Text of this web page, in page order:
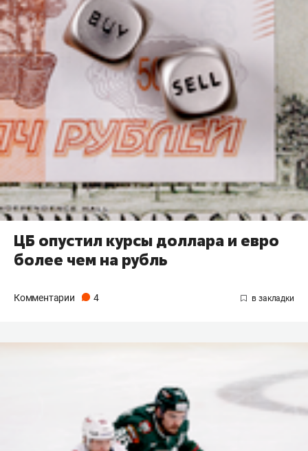
ЦБ опустил курсы доллара и евро
более чем на рубль
Комментарии 4